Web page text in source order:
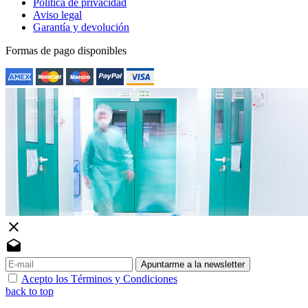
Aviso legal
Garantía y devolución
Formas de pago disponibles
close
drafts
Apuntarme a la newsletter
Acepto los Términos y Condiciones
back to top